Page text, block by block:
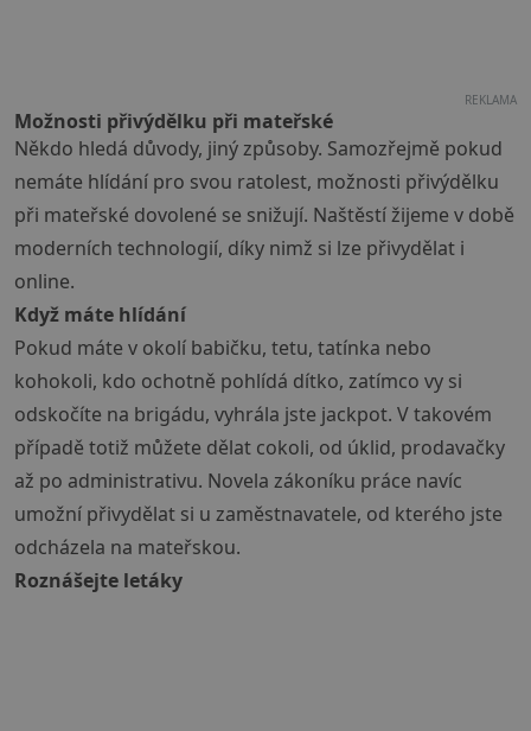
REKLAMA
Možnosti přivýdělku při mateřské
Někdo hledá důvody, jiný způsoby. Samozřejmě pokud
nemáte hlídání pro svou ratolest, možnosti přivýdělku
při mateřské dovolené se snižují. Naštěstí žijeme v době
moderních technologií, díky nimž si lze přivydělat i
online.
Když máte hlídání
Pokud máte v okolí babičku, tetu, tatínka nebo
kohokoli, kdo ochotně pohlídá dítko, zatímco vy si
odskočíte na brigádu, vyhrála jste jackpot. V takovém
případě totiž můžete dělat cokoli, od úklid, prodavačky
až po administrativu. Novela zákoníku práce navíc
umožní přivydělat si u zaměstnavatele, od kterého jste
odcházela na mateřskou.
Roznášejte letáky